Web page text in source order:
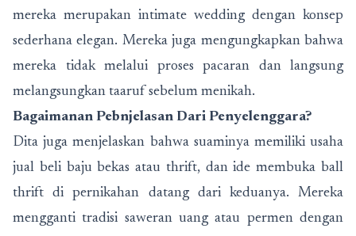
mereka merupakan intimate wedding dengan konsep
sederhana elegan. Mereka juga mengungkapkan bahwa
mereka tidak melalui proses pacaran dan langsung
melangsungkan taaruf sebelum menikah.
Bagaimanan Pebnjelasan Dari Penyelenggara?
Dita juga menjelaskan bahwa suaminya memiliki usaha
jual beli baju bekas atau thrift, dan ide membuka ball
thrift di pernikahan datang dari keduanya. Mereka
mengganti tradisi saweran uang atau permen dengan